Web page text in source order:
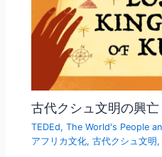
古代クシュ文明の興亡
TEDEd,The World's People
アフリカ文化,古代クシュ文明 ,